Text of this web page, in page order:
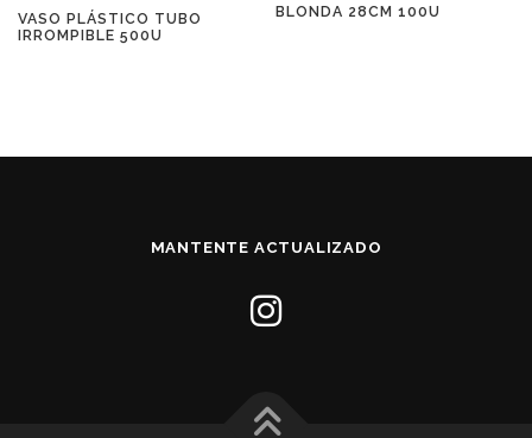
VASO PLÁSTICO TUBO
IRROMPIBLE 500U
BLONDA 28CM 100U
MANTENTE ACTUALIZADO